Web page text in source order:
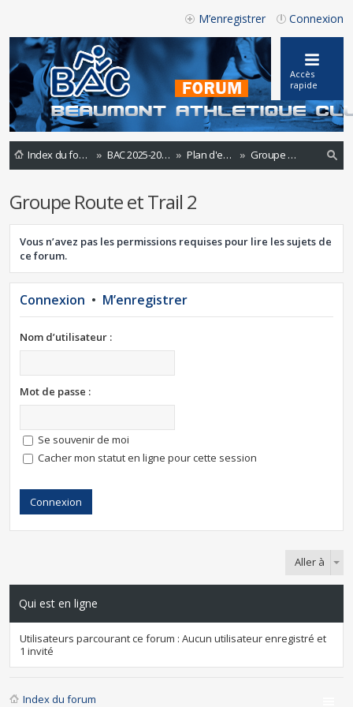
Connexion
M’enregistrer
Accès
rapide
Index du forum BAC 2025-2026 Plan d'entrainements 2021-2022
Groupe Route et Trail 2
rc
he
Groupe Route et Trail 2
Vous n’avez pas les permissions requises pour lire les sujets de
ce forum.
Connexion • M’enregistrer
Nom d’utilisateur :
Mot de passe :
Se souvenir de moi
Cacher mon statut en ligne pour cette session
Aller à
Qui est en ligne
Utilisateurs parcourant ce forum : Aucun utilisateur enregistré et
1 invité
Index du forum